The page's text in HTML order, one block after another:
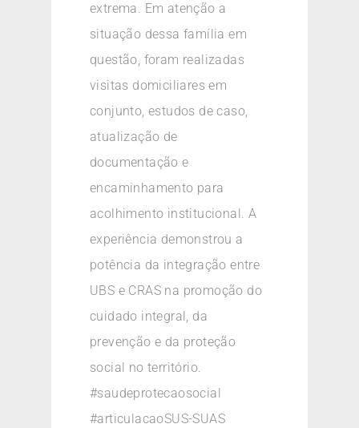
extrema. Em atenção a
situação dessa família em
questão, foram realizadas
visitas domiciliares em
conjunto, estudos de caso,
atualização de
documentação e
encaminhamento para
acolhimento institucional. A
experiência demonstrou a
potência da integração entre
UBS e CRAS na promoção do
cuidado integral, da
prevenção e da proteção
social no território.
#saudeprotecaosocial
#articulacaoSUS-SUAS